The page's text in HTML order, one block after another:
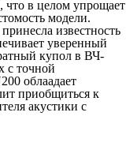
что в целом упрощает
модели.
известность
уверенный
купол в ВЧ-
с точной
облаадает
приобщиться к
акустики с